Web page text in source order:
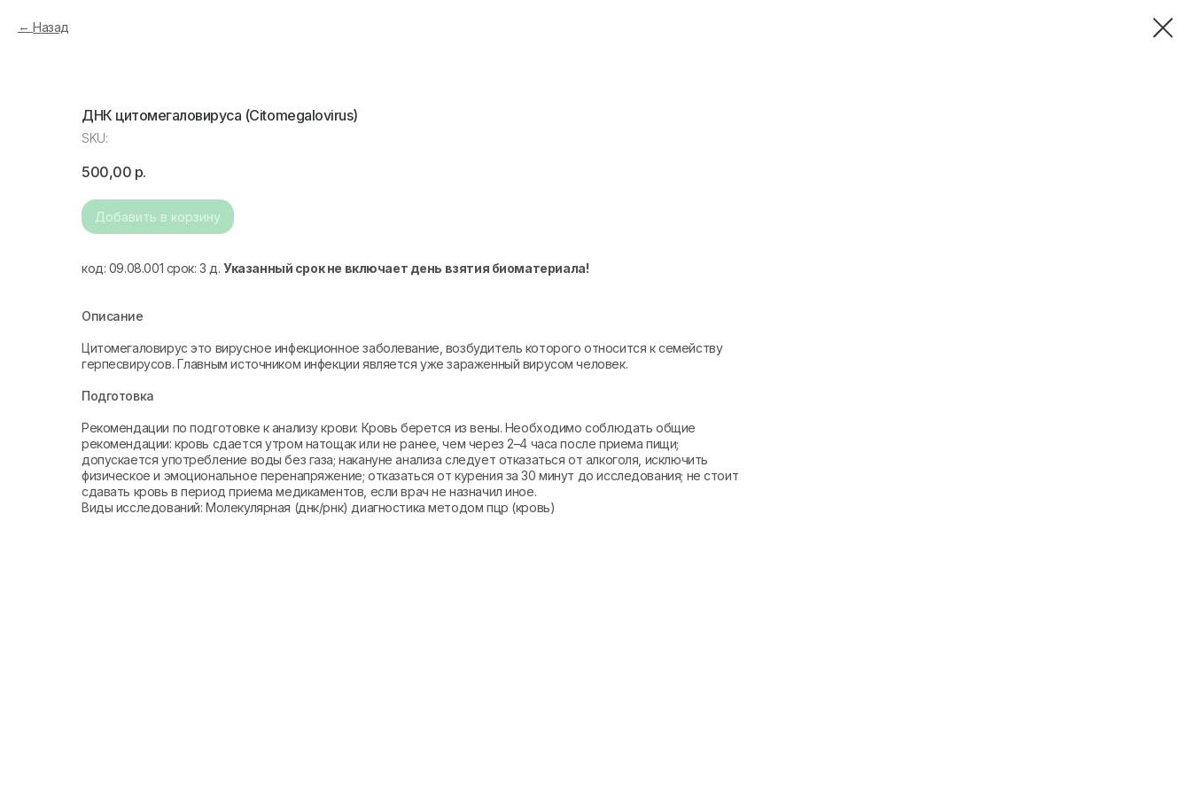
Назад
ДНК цитомегаловируса (Citomegalovirus)
SKU:
500,00 р.
Добавить в корзину
код: 09.08.001 срок: 3 д.Указанный срок не включает день взятия биоматериала!
Описание
Цитомегаловирус это вирусное инфекционное заболевание, возбудитель которого относится к семейству
герпесвирусов. Главным источником инфекции является уже зараженный вирусом человек.
Подготовка
Рекомендации по подготовке к анализу крови: Кровь берется из вены. Необходимо соблюдать общие
рекомендации: кровь сдается утром натощак или не ранее, чем через 2–4 часа после приема пищи;
допускается употребление воды без газа; накануне анализа следует отказаться от алкоголя, исключить
физическое и эмоциональное перенапряжение; отказаться от курения за 30 минут до исследования; не стоит
сдавать кровь в период приема медикаментов, если врач не назначил иное.
Виды исследований: Молекулярная (днк/рнк) диагностика методом пцр (кровь)